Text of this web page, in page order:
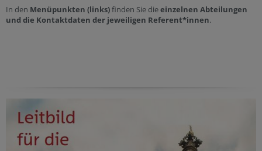
In den Menüpunkten (links)finden Sie dieeinzelnen Abteilungen
und die Kontaktdaten der jeweiligen Referent*innen.